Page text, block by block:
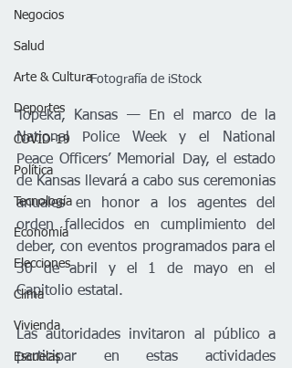
Negocios
Salud
Arte & Cultura
Deportes
COVID-19
Política
Tecnología
Economía
Elecciones
Clima
Vivienda
Escuelas
Fotografía de iStock
Topeka, Kansas — En el marco de la
National Police Week y el National
Peace Officers’ Memorial Day, el estado
de Kansas llevará a cabo sus ceremonias
anuales en honor a los agentes del
orden fallecidos en cumplimiento del
deber, con eventos programados para el
30 de abril y el 1 de mayo en el
Capitolio estatal.
Las autoridades invitaron al público a
participar en estas actividades